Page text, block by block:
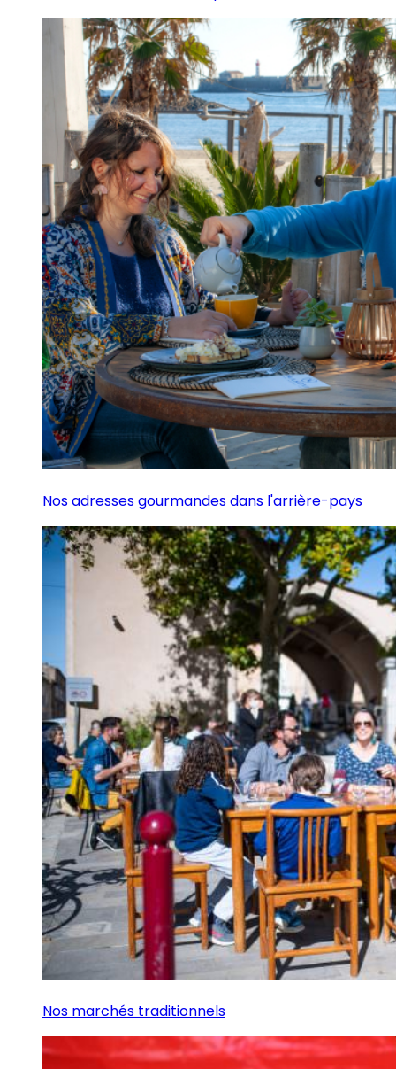
Nos adresses gourmandes dans l'arrière-pays
Nos marchés traditionnels